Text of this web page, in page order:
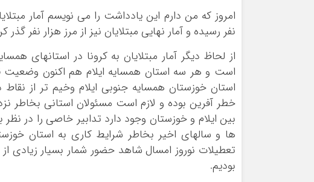
*فرهنگی
ایثار و شهادت
دفاع مقدس
*جهان
بین الملل
آسیای غربی
آمریکا و اروپا
نفر رسیده و آمار نهایی مبتلایان نیز از مرز هزار نفر
از لحاظ دیگر آمار مبتلایان به کرونا در استانهای
است و هر سه استان همسایه ایلام هم اکنون وضعیت
استان خوزستان همسایه جنوبی ایلام وخیم تر از
خطر آفرین بوده و لازم است مسئولان استانی بخاطر
بین ایلام و خوزستان وجود دارد تدابیر خاصی را در نظر
ها و سالهای اخیر بخاطر شرایط کاری به استان
تعطیلات نوروز امسال شاهد حضور شمار بسیار زیادی
بودیم.